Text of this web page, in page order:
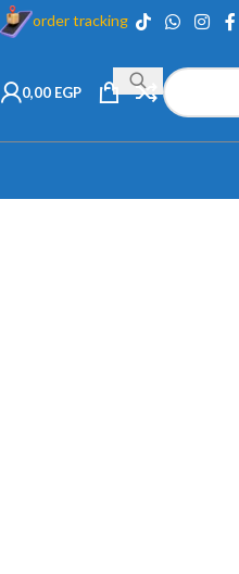
order tracking
0,00 EGP